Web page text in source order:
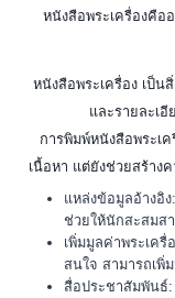
หนังสือพระเครื่องคือ
หนังสือพระเครื่อง เป็น
และรายละเอี
การพิมพ์หนังสือพระเ
เนื้อหา แต่ยังช่วยสร้าง
แหล่งข้อมูลอ้างอิ
ช่วยให้นักสะสมส
เพิ่มมูลค่าพระเค
สนใจ สามารถเพิ่
สื่อประชาสัมพันธ์